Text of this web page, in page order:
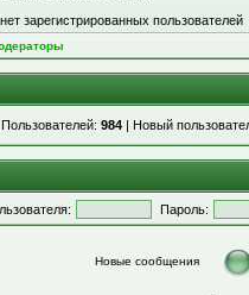
зарегистрированных пользователей
Пользователей: 984 | Новый
Пароль:
Новые сообщения